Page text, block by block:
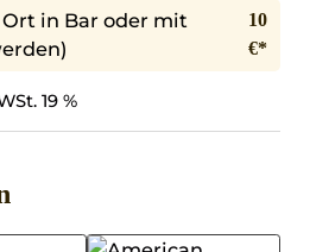
in Bar oder mit
10
€*
19 %